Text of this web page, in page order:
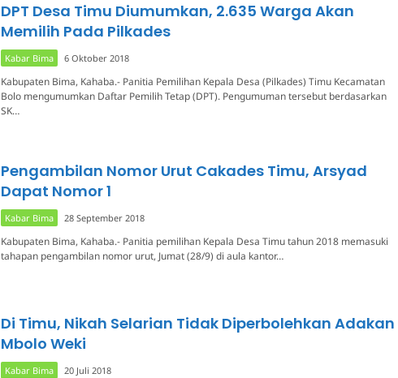
DPT Desa Timu Diumumkan, 2.635 Warga Akan
Memilih Pada Pilkades
Kabar Bima 6 Oktober 2018
Kabupaten Bima, Kahaba.- Panitia Pemilihan Kepala Desa (Pilkades) Timu Kecamatan
Bolo mengumumkan Daftar Pemilih Tetap (DPT). Pengumuman tersebut berdasarkan
SK…
Pengambilan Nomor Urut Cakades Timu, Arsyad
Dapat Nomor 1
Kabar Bima 28 September 2018
Kabupaten Bima, Kahaba.- Panitia pemilihan Kepala Desa Timu tahun 2018 memasuki
tahapan pengambilan nomor urut, Jumat (28/9) di aula kantor…
Di Timu, Nikah Selarian Tidak Diperbolehkan Adakan
Mbolo Weki
Kabar Bima 20 Juli 2018